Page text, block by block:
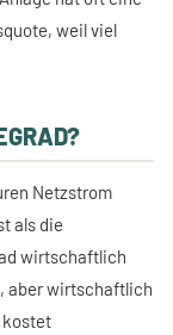
weil viel
Netzstrom
als die
wirtschaftlich
aber wirtschaftlich
kostet